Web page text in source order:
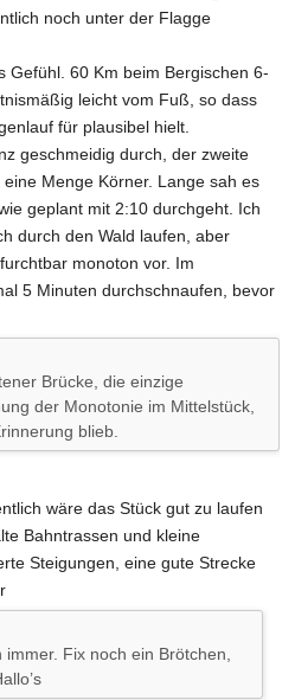
noch unter der Flagge
Gefühl. 60 Km beim Bergischen 6-
leicht vom Fuß, so dass
für plausibel hielt.
geschmeidig durch, der zweite
Menge Körner. Lange sah es
geplant mit 2:10 durchgeht. Ich
durch den Wald laufen, aber
monoton vor. Im
5 Minuten durchschnaufen, bevor
Brücke, die einzige
der Monotonie im Mittelstück,
blieb.
wäre das Stück gut zu laufen
Bahntrassen und kleine
Steigungen, eine gute Strecke
Fix noch ein Brötchen,